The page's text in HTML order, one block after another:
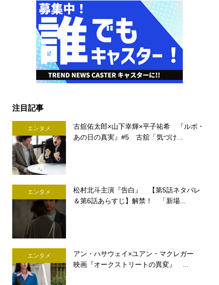
注目記事
エンタメ
古舘佑太郎×山下幸輝×平子祐希 『ルポ・
あの日の真実』#5 古舘「気づけ...
エンタメ
松村北斗主演『告白』 【第5話ネタバレ
＆第6話あらすじ】解禁！ 「新場...
エンタメ
アン・ハサウェイ×ユアン・マクレガー
映画『オークストリートの異変』 ...